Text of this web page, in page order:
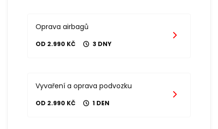
Oprava airbagů
OD 2.990 KČ 3 DNY
Vyvaření a oprava podvozku
OD 2.990 KČ 1 DEN